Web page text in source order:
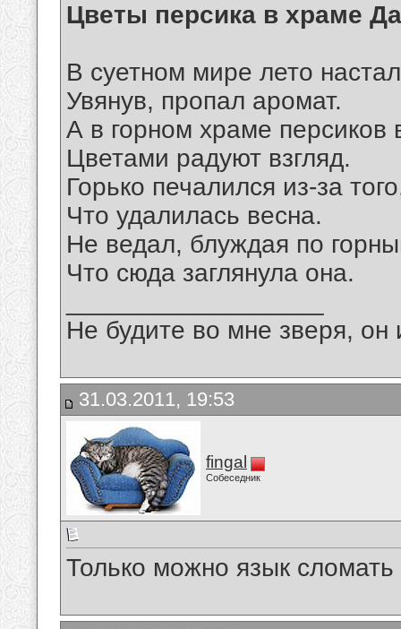
Цветы персика в храме
В суетном мире лето
Увянув, пропал аромат.
А в горном храме персиков
Цветами радуют взгляд.
Горько печалился из-за
Что удалилась весна.
Не ведал, блуждая по
Что сюда заглянула она.
Не будите во мне зверя, он
31.03.2011, 19:53
fingal
Собеседник
Только можно язык